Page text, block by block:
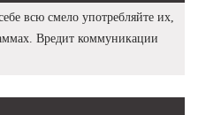
всю смело употребляйте их,
Вредит коммуникации